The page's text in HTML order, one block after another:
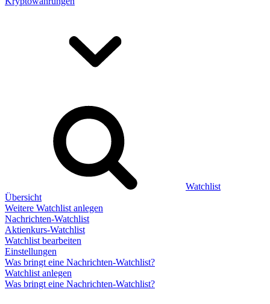
Watchlist
Übersicht
Weitere Watchlist anlegen
Nachrichten-Watchlist
Aktienkurs-Watchlist
Watchlist bearbeiten
Einstellungen
Was bringt eine Nachrichten-Watchlist?
Watchlist anlegen
Was bringt eine Nachrichten-Watchlist?